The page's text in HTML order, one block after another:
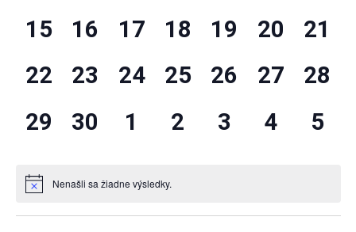
0
15
0
16
0
17
0
18
0
19
0
20
0
21
0
22
0
23
0
24
0
25
0
26
0
27
0
28
0
29
0
30
0
1
0
2
0
3
0
4
0
5
Nenašli sa žiadne výsledky.